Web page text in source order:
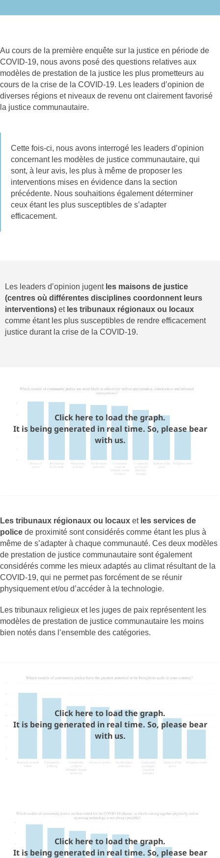
Au cours de la première enquête sur la justice en période de
COVID-19, nous avons posé des questions relatives aux
modèles de prestation de la justice les plus prometteurs au
cours de la crise de la COVID-19. Les leaders d’opinion de
diverses régions et niveaux de revenu ont clairement favorisé
la justice communautaire.
Cette fois-ci, nous avons interrogé les leaders d’opinion
concernant les modèles de justice communautaire, qui
sont, à leur avis, les plus à même de proposer les
interventions mises en évidence dans la section
précédente. Nous souhaitions également déterminer
ceux étant les plus susceptibles de s’adapter
efficacement.
Les leaders d’opinion jugent les maisons de justice
(centres où différentes disciplines coordonnent leurs
interventions) etles tribunaux régionaux ou locaux
comme étant les plus susceptibles de rendre efficacement
justice durant la crise de la COVID-19.
Click here to load the graph.
It is being generated in real time. So, please bear
with us.
Les tribunaux régionaux ou locaux et les services de
police de proximité sont considérés comme étant les plus à
même de s’adapter à chaque communauté. Ces deux modèles
de prestation de justice communautaire sont également
considérés comme les mieux adaptés au climat résultant de la
COVID-19, qui ne permet pas forcément de se réunir
physiquement et/ou d’accéder à la technologie.
Les tribunaux religieux et les juges de paix représentent les
modèles de prestation de justice communautaire les moins
bien notés dans l’ensemble des catégories.
Click here to load the graph.
It is being generated in real time. So, please bear
with us.
Click here to load the graph.
It is being generated in real time. So, please bear